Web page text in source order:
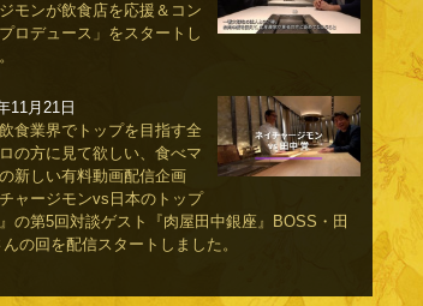
ジモンが飲食店を応援＆コン
ロデュース」をスタートし
11月21日
食業界でトップを目指す全
の方に見て欲しい、食べマ
新しい有料動画配信企画
チャージモンvs日本のトップ
の第5回対談ゲスト『肉屋田中銀座』BOSS・田
の回を配信スタートしました。